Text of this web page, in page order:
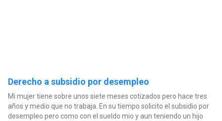
Derecho a subsidio por desempleo
Mi mujer tiene sobre unos siete meses cotizados pero hace tres
años y medio que no trabaja. En su tiempo solicito el subsidio por
desempleo pero como con el sueldo mio y aun teniendo un hijo